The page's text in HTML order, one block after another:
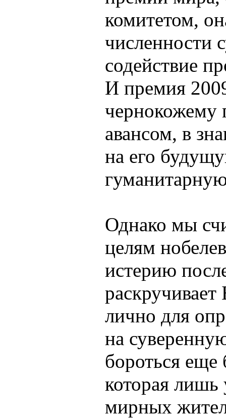
комитетом,
численности
содействие
И премия
авансом, в
на его
Однако мы
целям
истерию
лично для
на
бороться
которая лишь
мирных